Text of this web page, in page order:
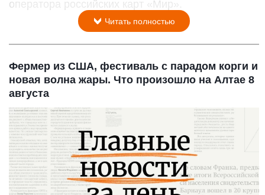
оператора российских карт «Мир».
Читать полностью
Фермер из США, фестиваль с парадом корги и
новая волна жары. Что произошло на Алтае 8
августа